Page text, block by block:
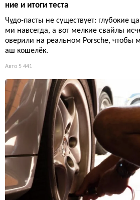
ние и итоги теста
Чудо-пасты не существует: глубокие
ми навсегда, а вот мелкие свайлы
оверили на реальном Porsche, чтобы
аш кошелёк.
Авто 5 441